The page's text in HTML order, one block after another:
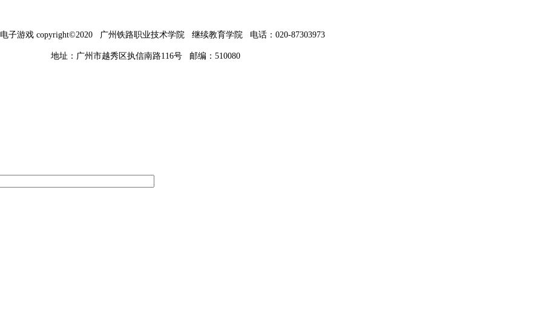
电子游戏 copyright©2020 广州铁路职业技术学院 继续教育学院 电话：020-87303973
地址：广州市越秀区执信南路116号 邮编：510080